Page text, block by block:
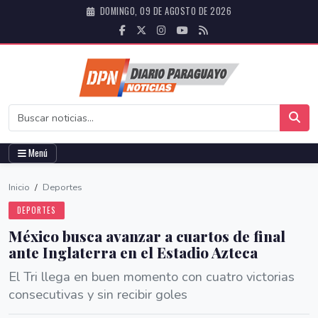
DOMINGO, 09 DE AGOSTO DE 2026
Menú
Inicio / Deportes
DEPORTES
México busca avanzar a cuartos de final
ante Inglaterra en el Estadio Azteca
El Tri llega en buen momento con cuatro victorias
consecutivas y sin recibir goles